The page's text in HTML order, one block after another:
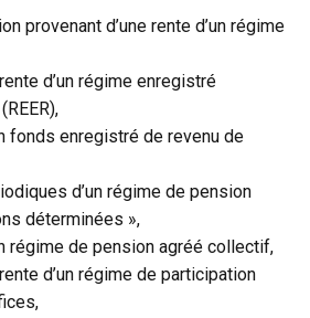
provenant d’une rente d’un régime
d’un régime enregistré
fonds enregistré de revenu de
d’un régime de pension
déterminées »,
régime de pension agréé collectif,
d’un régime de participation